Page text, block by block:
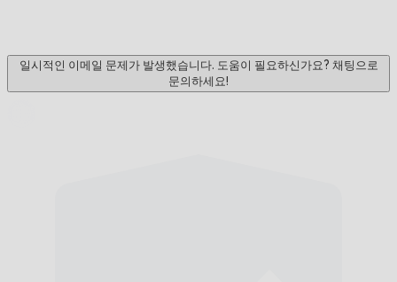
일시적인 이메일 문제가 발생했습니다. 도움이 필요하신가요? 채팅으로
문의하세요!